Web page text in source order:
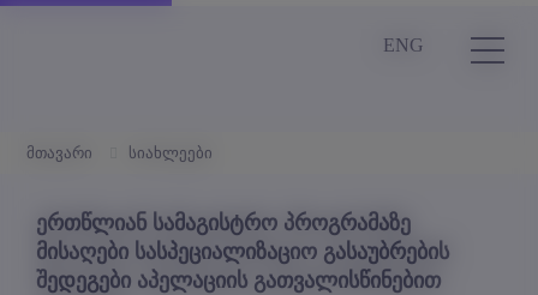
ENG
მთავარი სიახლეები
ერთწლიან სამაგისტრო პროგრამაზე
მისაღები სასპეციალიზაციო გასაუბრების
შედეგები აპელაციის გათვალისწინებით